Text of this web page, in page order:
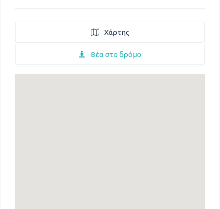
Χάρτης
Θέα στο δρόμο